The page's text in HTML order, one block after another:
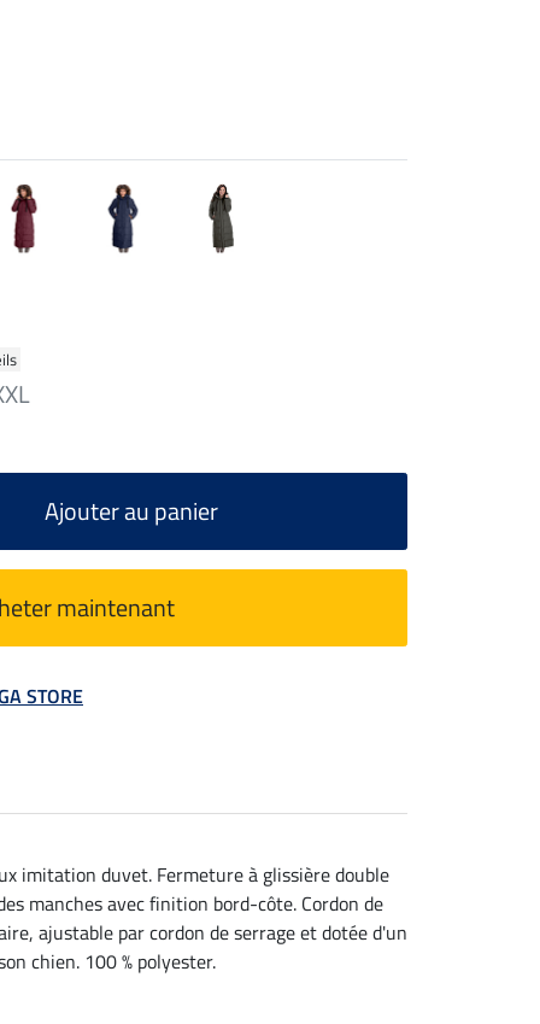
Ajouter au panier
maintenant
STORE
imitation duvet. Fermeture à glissière double
manches avec finition bord-côte. Cordon de
ajustable par cordon de serrage et dotée d'un
chien. 100 % polyester.